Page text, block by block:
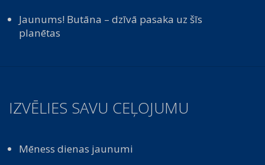
Jaunums! Butāna – dzīvā pasaka uz šīs
planētas
IZVĒLIES SAVU CEĻOJUMU
Mēness dienas jaunumi